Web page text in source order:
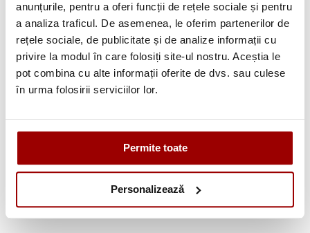
anunțurile, pentru a oferi funcții de rețele sociale și pentru
a analiza traficul. De asemenea, le oferim partenerilor de
rețele sociale, de publicitate și de analize informații cu
privire la modul în care folosiți site-ul nostru. Aceștia le
pot combina cu alte informații oferite de dvs. sau culese
în urma folosirii serviciilor lor.
Permite toate
Personalizează
Avantajele tale:
Consultanta profesionala
Deschidere coletla livrare
Pana la12 ratefara dobanda
Retur in 14 zile
Urmareste-ne pe: